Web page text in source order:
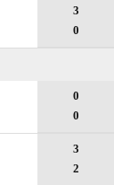
3
0
0
0
3
2